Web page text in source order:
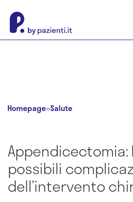
Homepage»Salute
Appendicectomia:
possibili
dell’intervento